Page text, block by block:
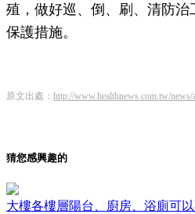
殖，做好巡、倒、刷、清防
保護措施。
原文出處： http://www.healthnews.com.tw/news/
猜您感興趣的
大樓各樓層陽台、廚房、浴廁可